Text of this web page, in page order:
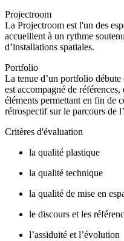
Projectroom
La Projectroom est l'un des
accueillent à un rythme
d’installations spatiales.
Portfolio
La tenue d’un portfolio
est accompagné de
éléments permettant en fin de
rétrospectif sur le parcours de
Critères d'évaluation
la qualité plastique
la qualité technique
la qualité de mise en
le discours et les
l’assiduité et l’évolution